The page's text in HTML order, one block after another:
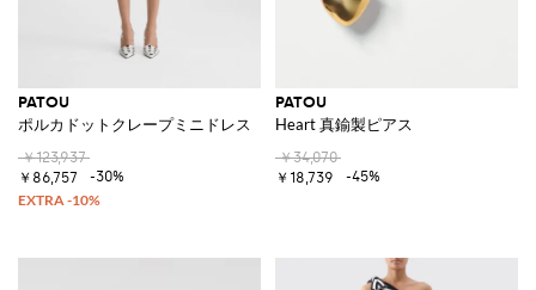
PATOU
ポルカドットクレープミニドレス
￥123,937
￥86,757
-30%
PATOU
Heart 真鍮製ピアス
￥34,070
￥18,739
-45%